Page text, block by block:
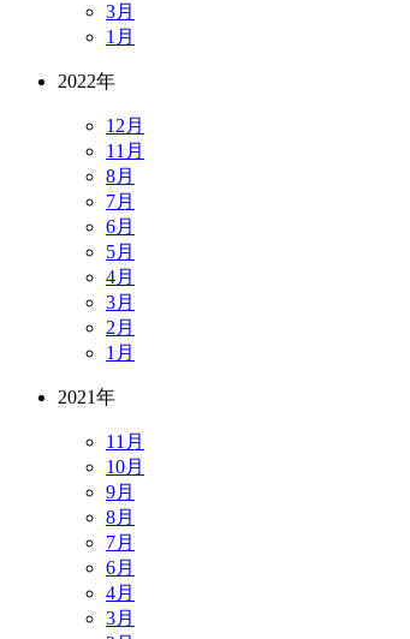
3月
1月
2022年
12月
11月
8月
7月
6月
5月
4月
3月
2月
1月
2021年
11月
10月
9月
8月
7月
6月
4月
3月